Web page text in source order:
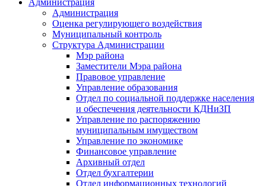
Администрация
Оценка регулирующего воздействия
Муниципальный контроль
Структура Администрации
Мэр района
Заместители Мэра района
Правовое управление
Управление образования
Отдел по социальной поддержке населения
и обеспечения деятельности КДНиЗП
Управление по распоряжению
муниципальным имуществом
Управление по экономике
Финансовое управление
Архивный отдел
Отдел бухгалтерии
Отдел информационных технологий